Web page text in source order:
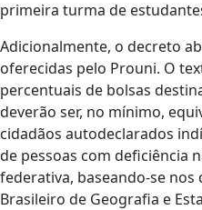
primeira turma de
Adicionalmente, o decreto
oferecidas pelo Prouni. O
percentuais de bolsas
deverão ser, no mínimo,
cidadãos autodeclarados
de pessoas com deficiência
federativa, baseando-se
Brasileiro de Geografia e